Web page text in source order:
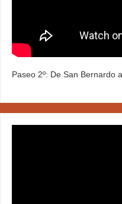
Paseo 2º: De San Bernardo